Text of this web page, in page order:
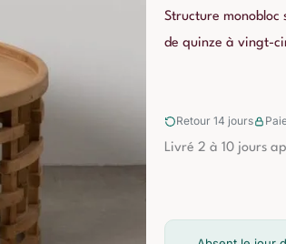
Structure monobloc
de quinze à vingt-
Retour 14 jours
Livré 2 à 10 jours